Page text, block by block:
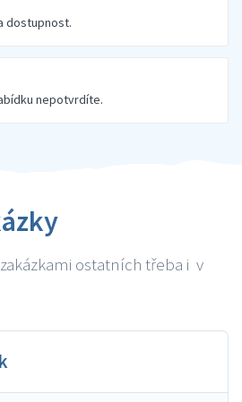
dostupnost.
nepotvrdíte.
ostatních třeba i v